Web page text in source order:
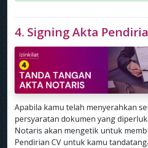
4. Signing Akta
Apabila kamu telah menyerahkan
persyaratan dokumen yang
Notaris akan mengetik untuk
Pendirian CV untuk kamu